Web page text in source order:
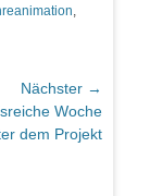
,
Nächster →
Woche
dem Projekt